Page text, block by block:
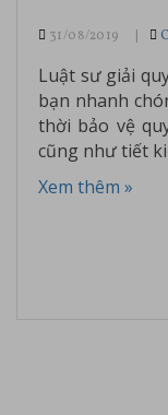
31/08/2019
Luật sư giải
bạn nhanh
thời bảo vệ
cũng như tiết
Xem thêm »